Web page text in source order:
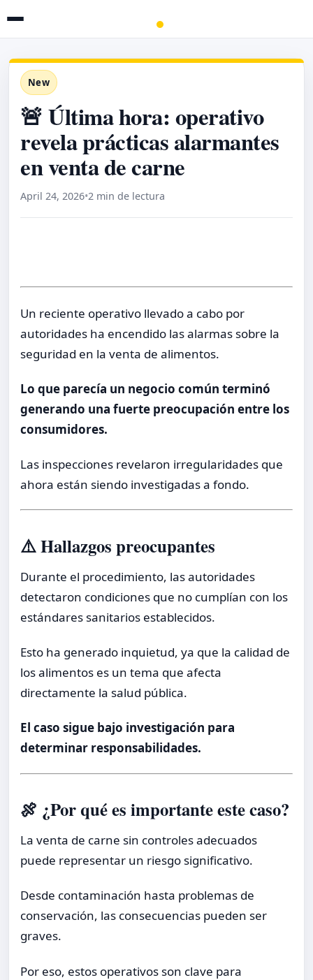
New
🚨 Última hora: operativo
revela prácticas alarmantes
en venta de carne
April 24, 2026•2 min de lectura
Un reciente operativo llevado a cabo por
autoridades ha encendido las alarmas sobre la
seguridad en la venta de alimentos.
Lo que parecía un negocio común terminó
generando una fuerte preocupación entre los
consumidores.
Las inspecciones revelaron irregularidades que
ahora están siendo investigadas a fondo.
⚠️ Hallazgos preocupantes
Durante el procedimiento, las autoridades
detectaron condiciones que no cumplían con los
estándares sanitarios establecidos.
Esto ha generado inquietud, ya que la calidad de
los alimentos es un tema que afecta
directamente la salud pública.
El caso sigue bajo investigación para
determinar responsabilidades.
🍖 ¿Por qué es importante este caso?
La venta de carne sin controles adecuados
puede representar un riesgo significativo.
Desde contaminación hasta problemas de
conservación, las consecuencias pueden ser
graves.
Por eso, estos operativos son clave para